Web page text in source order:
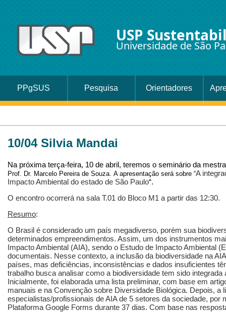
USP
Universidade de São
PPgSUS Pesquisa Orientadores
10/04 Silvia Mandai
Na próxima terça-feira, 10 de abril, teremos o seminário da
Prof. Dr. Marcelo Pereira de Souza. A apresentação será sobre “A
Impacto Ambiental do estado de São Paulo“.
O encontro ocorrerá n​a sala T.01 do Bloco M1 a partir das 12:30.
Resumo:
O Brasil é considerado um país megadiverso, porém sua
determinados empreendimentos. Assim, um dos instrumentos
Impacto Ambiental (AIA), sendo o Estudo de Impacto Ambiental
documentais. Nesse contexto, a inclusão da biodiversidade na
países, mas deficiências, inconsistências e dados insuficientes
trabalho busca analisar como a biodiversidade tem sido
Inicialmente, foi elaborada uma lista preliminar, com base em
manuais e na Convenção sobre Diversidade Biológica. Depois, a
especialistas/profissionais de AIA de 5 setores da sociedade, por
Plataforma Google Forms durante 37 dias. Com base nas